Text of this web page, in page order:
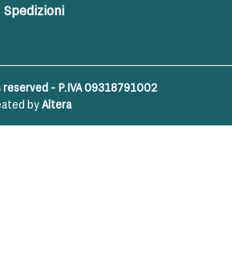
Spedizioni
- P.IVA 09318791002
byAltera